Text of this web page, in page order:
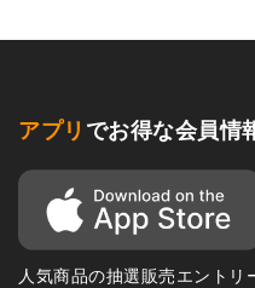
アプリ でお得な会員情
人気商品の抽選販売エント